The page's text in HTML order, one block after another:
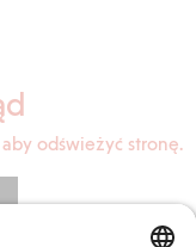
odświeżyć stronę.